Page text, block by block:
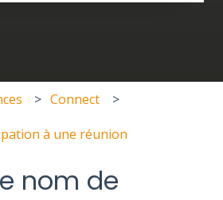
Connect
à une réunion
nom de